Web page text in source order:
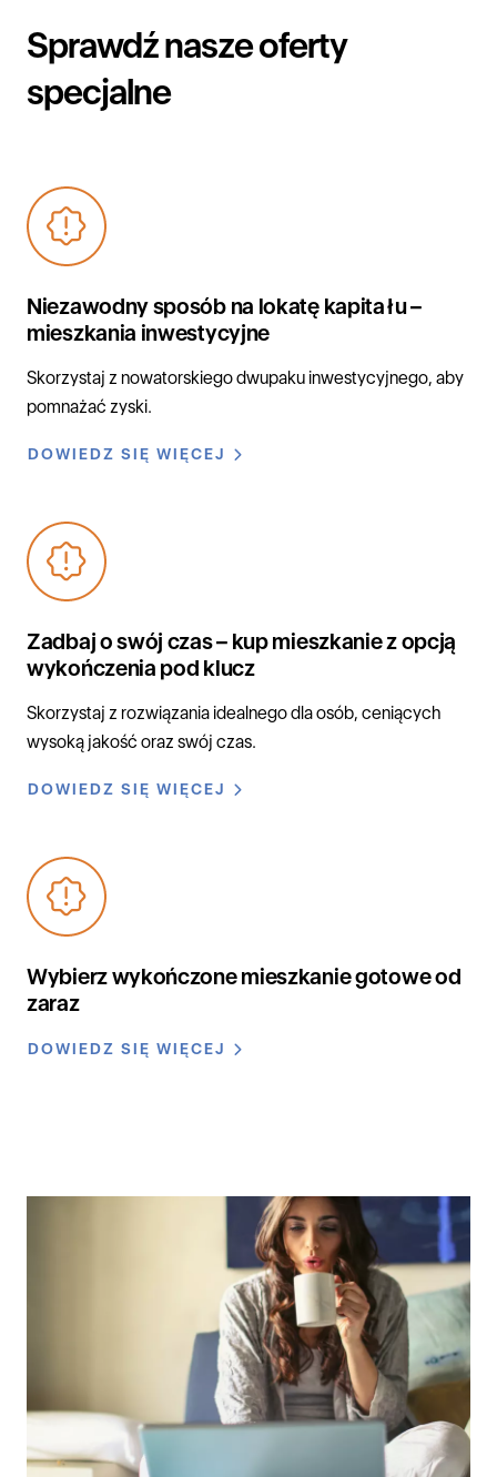
Sprawdź nasze oferty
specjalne
Niezawodny sposób na lokatę kapitału –
mieszkania inwestycyjne
Skorzystaj z nowatorskiego dwupaku inwestycyjnego, aby
pomnażać zyski.
DOWIEDZ SIĘ WIĘCEJ
Zadbaj o swój czas – kup mieszkanie z opcją
wykończenia pod klucz
Skorzystaj z rozwiązania idealnego dla osób, ceniących
wysoką jakość oraz swój czas.
DOWIEDZ SIĘ WIĘCEJ
Wybierz wykończone mieszkanie gotowe od
zaraz
DOWIEDZ SIĘ WIĘCEJ